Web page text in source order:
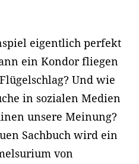
eigentlich perfekt
ein Kondor fliegen
Und wie
in sozialen Medien
unsere Meinung?
Sachbuch wird ein
von